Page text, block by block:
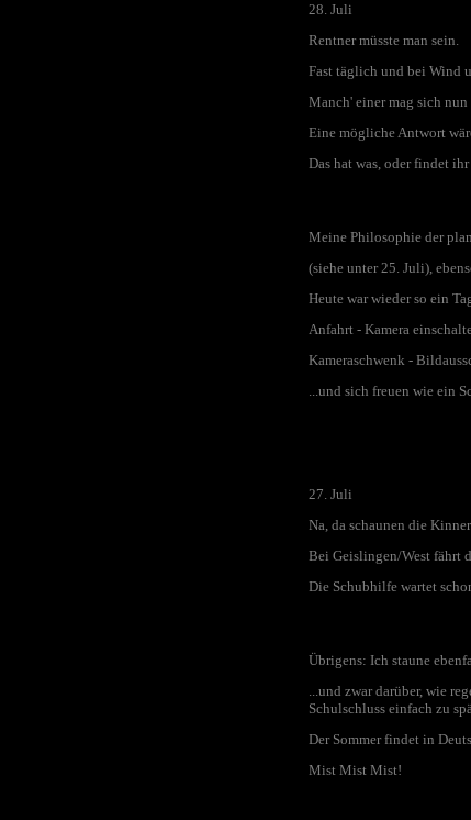
28. Juli
Rentner müsste man sein.
Fast täglich und bei Wind
Manch' einer mag sich
Eine mögliche Antwort
Das hat was, oder findet
Meine Philosophie der
(siehe unter 25. Juli),
Heute war wieder so ein
Anfahrt - Kamera
Kameraschwenk -
...und sich freuen wie ein
27. Juli
Na, da schaunen die
Bei Geislingen/West fährt
Die Schubhilfe wartet
Übrigens: Ich staune
...und zwar darüber, wie
Schulschluss einfach zu
Der Sommer findet in
Mist Mist Mist!